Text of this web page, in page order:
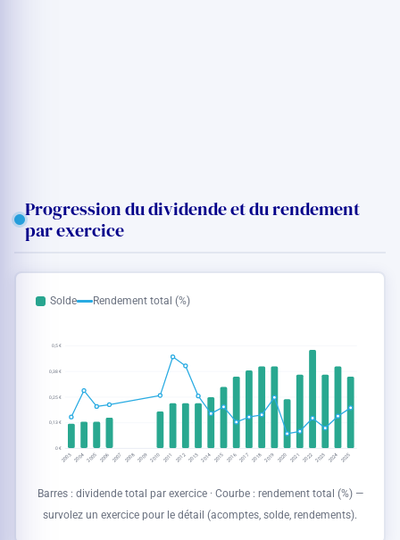
Progression du dividende et du rendement
par exercice
Solde Rendement total (%)
0 €
0,13 €
0,25 €
0,38 €
0,5 €
2003 2004 2005 2006 2007 2008 2009 2010 2011 2012 2013 2014 2015 2016 2017 2018 2019 2020 2021 2022 2023 2024 2025
Barres : dividende total par exercice · Courbe : rendement total (%) —
survolez un exercice pour le détail (acomptes, solde, rendements).